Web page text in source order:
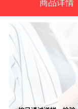
商品详情